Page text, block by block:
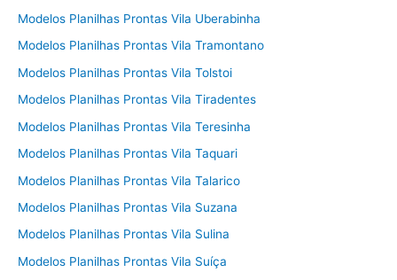
Modelos Planilhas Prontas Vila Uberabinha
Modelos Planilhas Prontas Vila Tramontano
Modelos Planilhas Prontas Vila Tolstoi
Modelos Planilhas Prontas Vila Tiradentes
Modelos Planilhas Prontas Vila Teresinha
Modelos Planilhas Prontas Vila Taquari
Modelos Planilhas Prontas Vila Talarico
Modelos Planilhas Prontas Vila Suzana
Modelos Planilhas Prontas Vila Sulina
Modelos Planilhas Prontas Vila Suíça